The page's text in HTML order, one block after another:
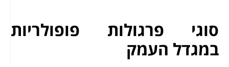
סוגי פרגולות פופולריות
במגדל העמק